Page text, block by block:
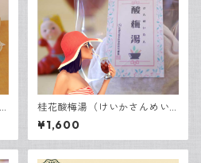
桂花酸梅湯（けいかさんめい
たん） 1袋入
¥1,600